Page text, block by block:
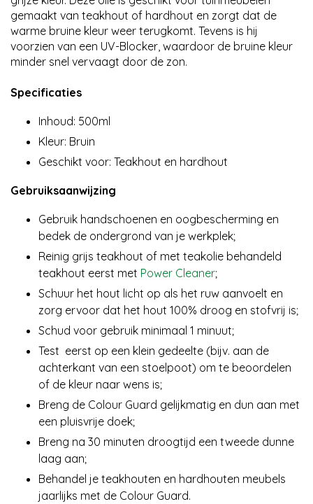
gemaakt van teakhout of hardhout en zorgt dat de
warme bruine kleur weer terugkomt. Tevens is hij
voorzien van een UV-Blocker, waardoor de bruine kleur
minder snel vervaagt door de zon.
Specificaties
Inhoud: 500ml
Kleur: Bruin
Geschikt voor: Teakhout en hardhout
Gebruiksaanwijzing
Gebruik handschoenen en oogbescherming en
bedek de ondergrond van je werkplek;
Reinig grijs teakhout of met teakolie behandeld
teakhout eerst met Power Cleaner;
Schuur het hout licht op als het ruw aanvoelt en
zorg ervoor dat het hout 100% droog en stofvrij is;
Schud voor gebruik minimaal 1 minuut;
Test eerst op een klein gedeelte (bijv. aan de
achterkant van een stoelpoot) om te beoordelen
of de kleur naar wens is;
Breng de Colour Guard gelijkmatig en dun aan met
een pluisvrije doek;
Breng na 30 minuten droogtijd een tweede dunne
laag aan;
Behandel je teakhouten en hardhouten meubels
jaarlijks met de Colour Guard.